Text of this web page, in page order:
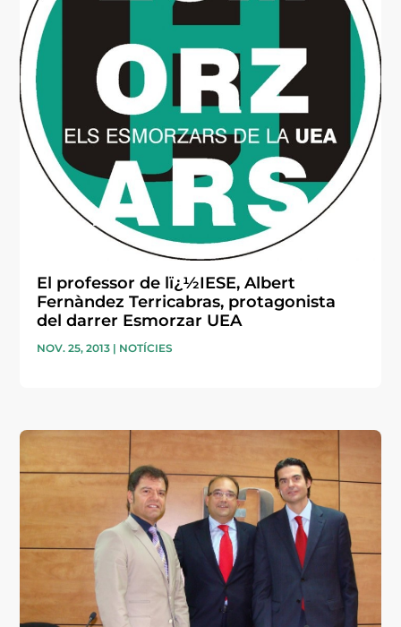
El professor de lï¿½IESE, Albert
Fernàndez Terricabras, protagonista
del darrer Esmorzar UEA
NOV. 25, 2013 | NOTÍCIES